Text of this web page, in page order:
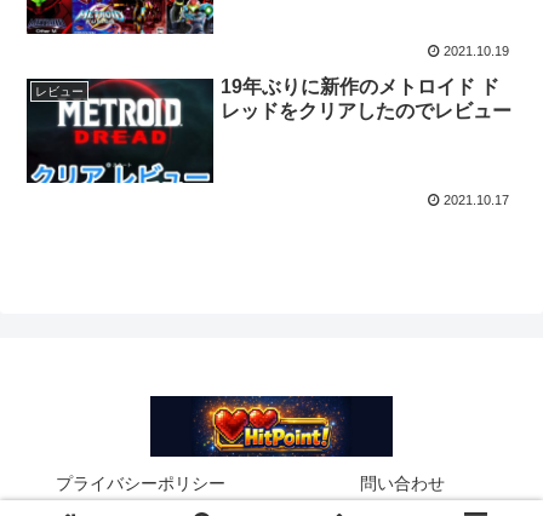
2021.10.19
レビュー
19年ぶりに新作のメトロイド ド
レッドをクリアしたのでレビュー
2021.10.17
プライバシーポリシー 問い合わせ